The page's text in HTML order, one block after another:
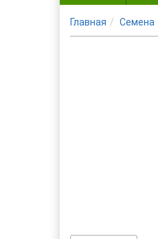
Главная Семена